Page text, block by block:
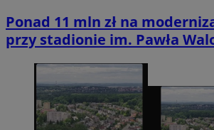
Ponad 11 mln zł na
przy stadionie im. Pawła